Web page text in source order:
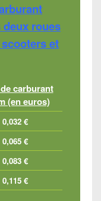
deux roues
et
carburant
(en euros)
0,032 €
0,065 €
0,083 €
0,115 €